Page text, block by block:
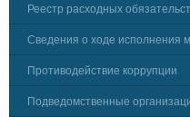
Реестр расходных
Сведения о ходе исполнения
Противодействие коррупции
Подведомственные